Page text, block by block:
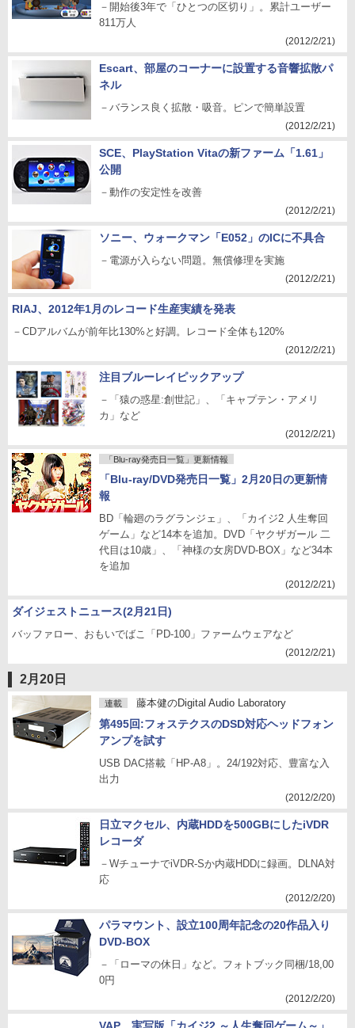
－開始後3年で「ひとつの区切り」。累計ユーザー
811万人
(2012/2/21)
Escart、部屋のコーナーに設置する音響拡散パ
ネル
－バランス良く拡散・吸音。ピンで簡単設置
(2012/2/21)
SCE、PlayStation Vitaの新ファーム「1.61」
公開
－動作の安定性を改善
(2012/2/21)
ソニー、ウォークマン「E052」のICに不具合
－電源が入らない問題。無償修理を実施
(2012/2/21)
RIAJ、2012年1月のレコード生産実績を発表
－CDアルバムが前年比130%と好調。レコード全体も120%
(2012/2/21)
注目ブルーレイピックアップ
－「猿の惑星:創世記」、「キャプテン・アメリ
カ」など
(2012/2/21)
「Blu-ray発売日一覧」更新情報
「Blu-ray/DVD発売日一覧」2月20日の更新情
報
BD「輪廻のラグランジェ」、「カイジ2 人生奪回
ゲーム」など14本を追加。DVD「ヤクザガール 二
代目は10歳」、「神様の女房DVD-BOX」など34本
を追加
(2012/2/21)
ダイジェストニュース(2月21日)
バッファロー、おもいでばこ「PD-100」ファームウェアなど
(2012/2/21)
2月20日
連載 藤本健のDigital Audio Laboratory
第495回:フォステクスのDSD対応ヘッドフォン
アンプを試す
USB DAC搭載「HP-A8」。24/192対応、豊富な入
出力
(2012/2/20)
日立マクセル、内蔵HDDを500GBにしたiVDR
レコーダ
－WチューナでiVDR-Sか内蔵HDDに録画。DLNA対
応
(2012/2/20)
パラマウント、設立100周年記念の20作品入り
DVD-BOX
－「ローマの休日」など。フォトブック同梱/18,00
0円
(2012/2/20)